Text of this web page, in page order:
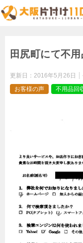
田尻町にて不
更新日： 2016年5月26日
お客様の声
不用品回